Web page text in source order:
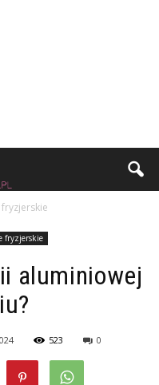
fryzjerskie
fryzjerskie
aluminiowej
523 0